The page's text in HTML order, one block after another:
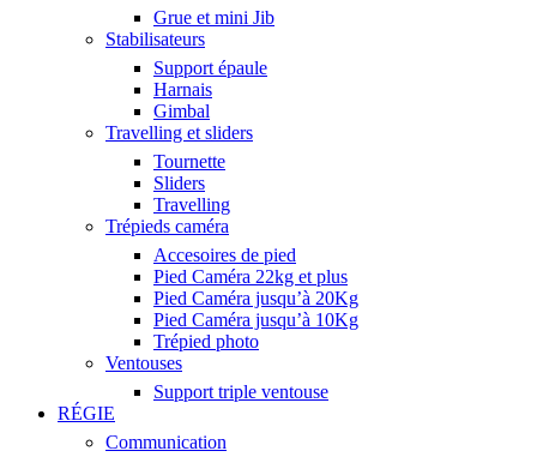
Grue et mini Jib
Stabilisateurs
Support épaule
Harnais
Gimbal
Travelling et sliders
Tournette
Sliders
Travelling
Trépieds caméra
Accesoires de pied
Pied Caméra 22kg et plus
Pied Caméra jusqu’à 20Kg
Pied Caméra jusqu’à 10Kg
Trépied photo
Ventouses
Support triple ventouse
RÉGIE
Communication